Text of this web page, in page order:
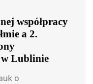
współpracy
a 2.
Lublinie
o